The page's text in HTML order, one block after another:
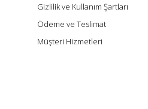
Gizlilik ve Kullanım Şartları
Ödeme ve Teslimat
Müşteri Hizmetleri